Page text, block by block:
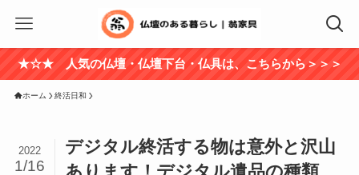
★☆★ 人気の仏壇・仏壇下台・仏具は、こちらから＞＞＞
ホーム 終活日和
デジタル終活する物は意外と沢山
2022
1/16